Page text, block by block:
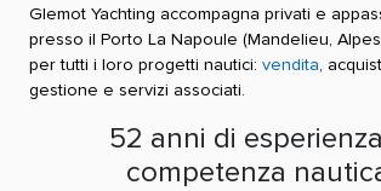
Glemot Yachting accompagna privati e
presso il Porto La Napoule (Mandelieu,
per tutti i loro progetti nautici: vendita,
gestione e servizi associati.
52 anni di
competenza